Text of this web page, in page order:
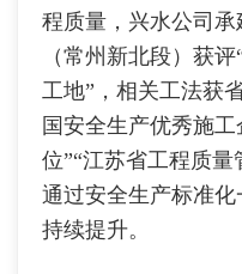
程质量，兴水公司
（常州新北段）获
工地”，相关工法获
国安全生产优秀施
位”“江苏省工程质
通过安全生产标准
持续提升。